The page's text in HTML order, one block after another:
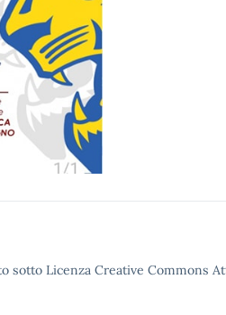
sotto Licenza Creative Commons